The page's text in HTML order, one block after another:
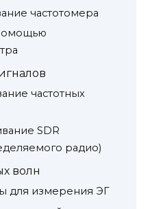
частотомера
частотных
SDR
радио)
волн
для измерения ЭГ